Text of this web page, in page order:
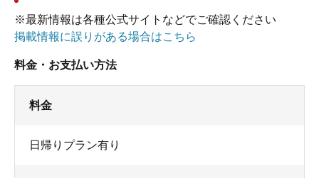
その後、すぐ近くの海公園を散策したが、日帰り
コースとしてはなかなかレベルが高いのではない
※最新情報は各種公式サイトなどでご確認ください
掲載情報に誤りがある場合はこちら
料金・お支払い方法
料金
日帰りプラン有り